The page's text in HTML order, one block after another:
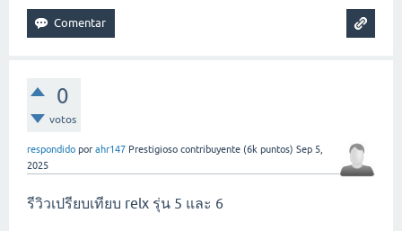
0
votos
respondido por ahr147 Prestigioso contribuyente (6k puntos) Sep 5,
2025
รีวิวเปรียบเทียบ relx รุ่น 5 และ 6